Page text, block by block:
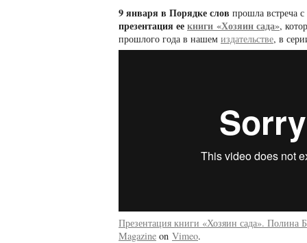
9 января в Порядке слов прошла встреча с
презентация еекниги «Хозяин сада»,
прошлого года в нашем издательстве, в
Презентация книги «Хозяин сада». Полина
Magazine on Vimeo.